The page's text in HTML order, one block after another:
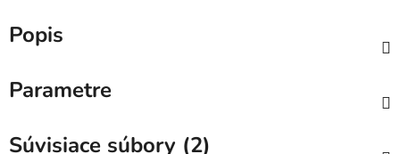
Popis
Parametre
Súvisiace súbory (2)